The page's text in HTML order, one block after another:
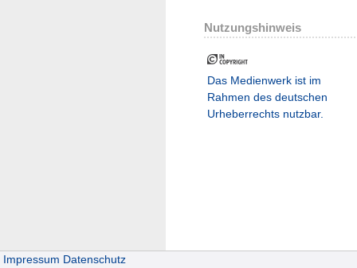
Nutzungshinweis
Das Medienwerk ist im
Rahmen des deutschen
Urheberrechts nutzbar.
Impressum Datenschutz